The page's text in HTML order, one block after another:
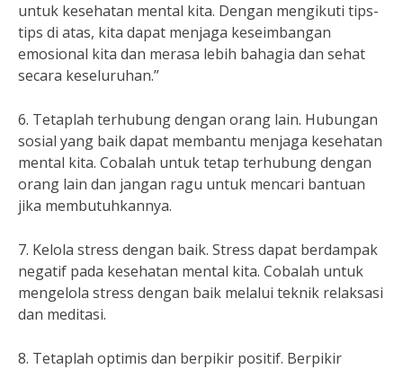
untuk kesehatan mental kita. Dengan mengikuti tips-
tips di atas, kita dapat menjaga keseimbangan
emosional kita dan merasa lebih bahagia dan sehat
secara keseluruhan.”
6. Tetaplah terhubung dengan orang lain. Hubungan
sosial yang baik dapat membantu menjaga kesehatan
mental kita. Cobalah untuk tetap terhubung dengan
orang lain dan jangan ragu untuk mencari bantuan
jika membutuhkannya.
7. Kelola stress dengan baik. Stress dapat berdampak
negatif pada kesehatan mental kita. Cobalah untuk
mengelola stress dengan baik melalui teknik relaksasi
dan meditasi.
8. Tetaplah optimis dan berpikir positif. Berpikir